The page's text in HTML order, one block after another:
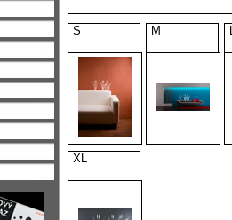
S M
XL